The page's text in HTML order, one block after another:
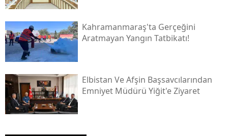
Kahramanmaraş'ta Gerçeğini
Aratmayan Yangın Tatbikatı!
Elbistan Ve Afşin Başsavcılarından
Emniyet Müdürü Yiğit'e Ziyaret